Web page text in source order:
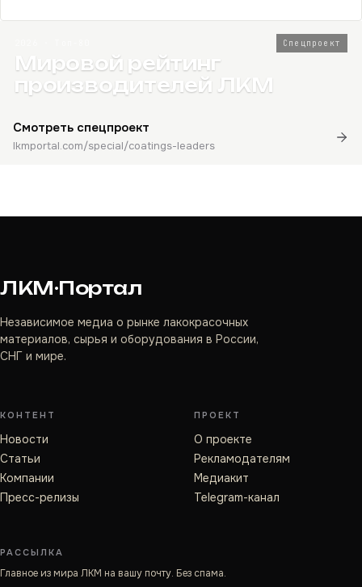
Спецпроект
Мировой рейтинг
производителей ЛКМ
Смотреть спецпроект
lkmportal.com/special/coatings-leaders
ЛКМ·Портал
Независимое медиа о рынке лакокрасочных
материалов, сырья и оборудования в России,
СНГ и мире.
КОНТЕНТ
Новости
Статьи
Компании
Пресс-релизы
ПРОЕКТ
О проекте
Рекламодателям
Медиакит
Telegram-канал
РАССЫЛКА
Главное из мира ЛКМ на вашу почту. Без спама.